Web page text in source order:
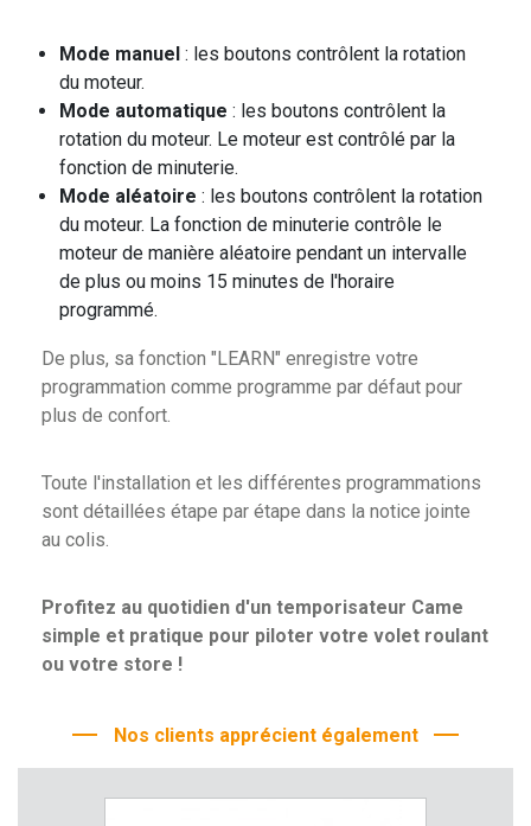
Mode manuel : les boutons contrôlent la rotation
du moteur.
Mode automatique : les boutons contrôlent la
rotation du moteur. Le moteur est contrôlé par la
fonction de minuterie.
Mode aléatoire : les boutons contrôlent la rotation
du moteur. La fonction de minuterie contrôle le
moteur de manière aléatoire pendant un intervalle
de plus ou moins 15 minutes de l'horaire
programmé.
De plus, sa fonction "LEARN" enregistre votre
programmation comme programme par défaut pour
plus de confort.
Toute l'installation et les différentes programmations
sont détaillées étape par étape dans la notice jointe
au colis.
Profitez au quotidien d'un temporisateur Came
simple et pratique pour piloter votre volet roulant
ou votre store !
Nos clients apprécient également